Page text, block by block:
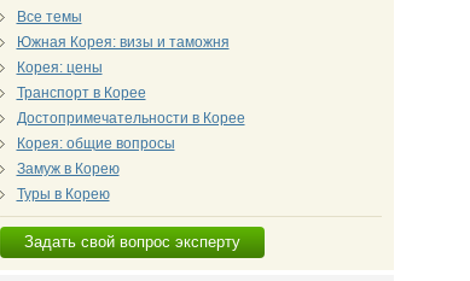
Все темы
Южная Корея: визы и таможня
Корея: цены
Транспорт в Корее
Достопримечательности в Корее
Корея: общие вопросы
Замуж в Корею
Туры в Корею
Задать свой вопрос эксперту